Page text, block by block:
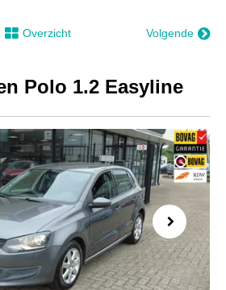
Overzicht Volgende
Polo 1.2 Easyline
Next